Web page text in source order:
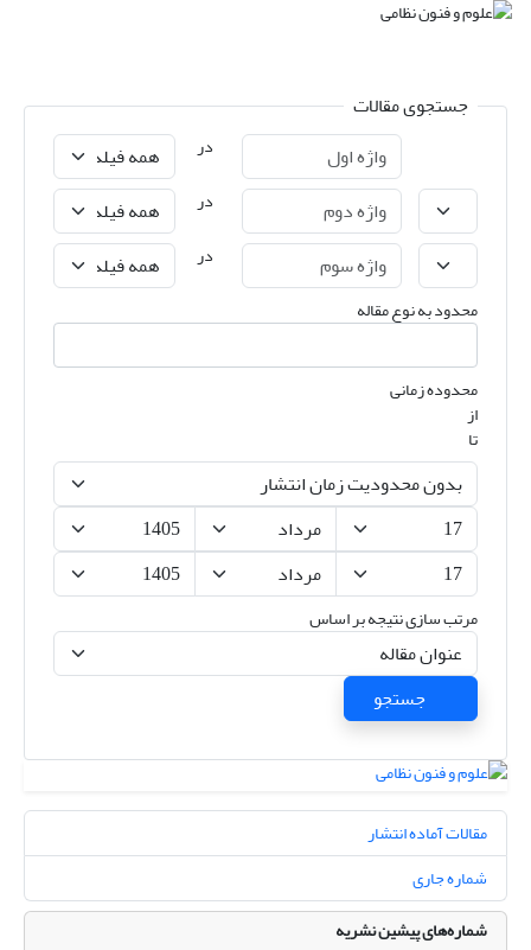
جستجوی مقالات
در
در
در
محدود به نوع مقاله
محدوده زمانی
از
تا
مرتب سازی نتیجه بر اساس
جستجو
مقالات آماده انتشار
شماره جاری
شماره‌های پیشین نشریه